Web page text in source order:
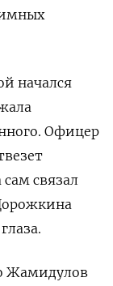
начался
Офицер
связал
Жамидулов